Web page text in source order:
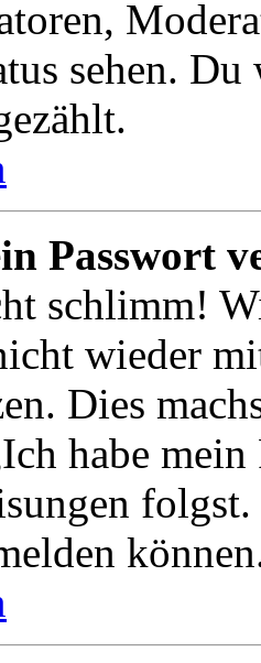
sehen.
Passwort
schlimm!
wieder
Dies
habe